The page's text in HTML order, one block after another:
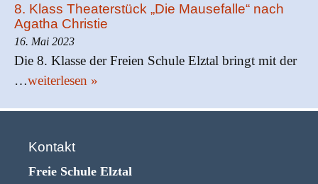
8. Klass Theaterstück „Die Mausefalle“ nach
Agatha Christie
16. Mai 2023
Die 8. Klasse der Freien Schule Elztal bringt mit der
…weiterlesen »
Kontakt
Freie Schule Elztal